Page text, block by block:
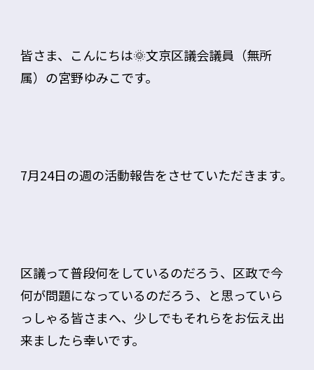
皆さま、こんにちは🌞文京区議会議員（無所
属）の宮野ゆみこです。
7月24日の週の活動報告をさせていただきます。
区議って普段何をしているのだろう、区政で今
何が問題になっているのだろう、と思っていら
っしゃる皆さまへ、少しでもそれらをお伝え出
来ましたら幸いです。